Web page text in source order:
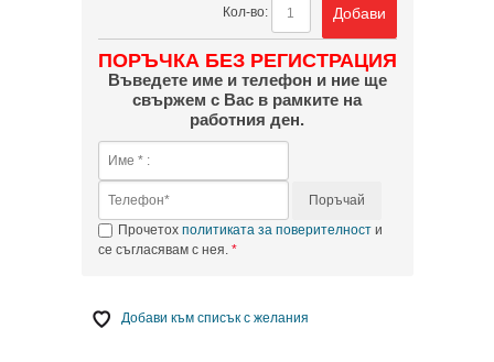
Кол-во: Добави
ПОРЪЧКА БЕЗ РЕГИСТРАЦИЯ
Въведете име и телефон и ние ще
свържем с Вас в рамките на
работния ден.
Поръчай
Прочетох политиката за поверителности
се съгласявам с нея.
Добави към списък с желания